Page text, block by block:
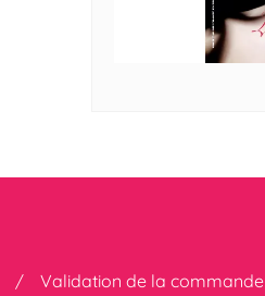
Validation de la commande